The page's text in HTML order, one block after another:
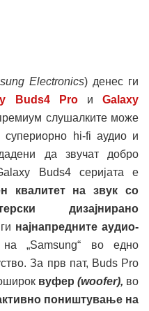
Electronics) денес ги
Buds4 ProиGalaxy
слушалките може
hi-fi аудио и
да звучат добро
Buds4 серијата е
квалитет на звук со
дизајнирано
најнапредните аудио-
на „Samsung“ во едно
За прв пат, Buds Pro
вуфер (woofer), во
поништување на